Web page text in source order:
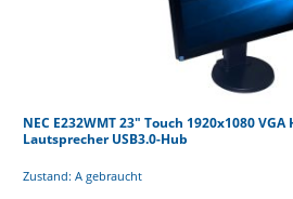
NEC E232WMT 23" Touch 1920x1080 VGA
Lautsprecher USB3.0-Hub
Zustand: A gebraucht